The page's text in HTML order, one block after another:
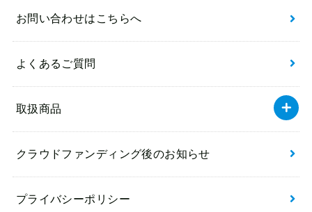
お問い合わせはこちらへ
よくあるご質問
取扱商品
クラウドファンディング後のお知らせ
プライバシーポリシー